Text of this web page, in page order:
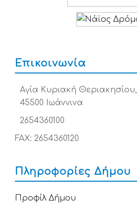
Επικοινωνία
Αγία Κυριακή Θεριακησίου,
45500 Ιωάννινα
2654360100
FAX: 2654360120
Πληροφορίες Δήμου
Προφίλ Δήμου